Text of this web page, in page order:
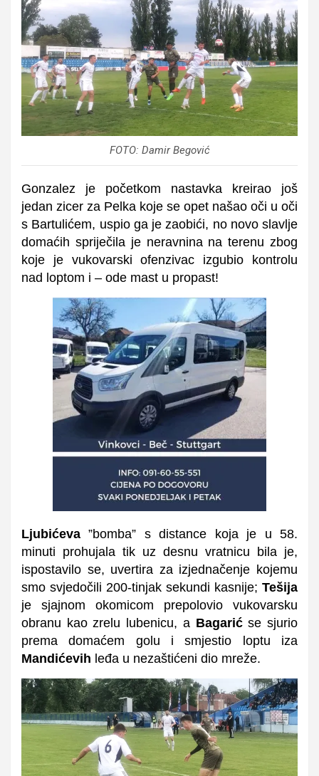
FOTO: Damir Begović
Gonzalez je početkom nastavka kreirao još
jedan zicer za Pelka koje se opet našao oči u oči
s Bartulićem, uspio ga je zaobići, no novo slavlje
domaćih spriječila je neravnina na terenu zbog
koje je vukovarski ofenzivac izgubio kontrolu
nad loptom i – ode mast u propast!
Ljubićeva ”bomba” s distance koja je u 58.
minuti prohujala tik uz desnu vratnicu bila je,
ispostavilo se, uvertira za izjednačenje kojemu
smo svjedočili 200-tinjak sekundi kasnije; Tešija
je sjajnom okomicom prepolovio vukovarsku
obranu kao zrelu lubenicu, aBagarićse sjurio
prema domaćem golu i smjestio loptu iza
Mandićevih leđa u nezaštićeni dio mreže.